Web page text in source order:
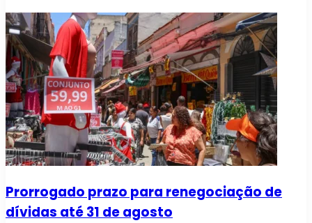
Prorrogado prazo para renegociação de
dívidas até 31 de agosto